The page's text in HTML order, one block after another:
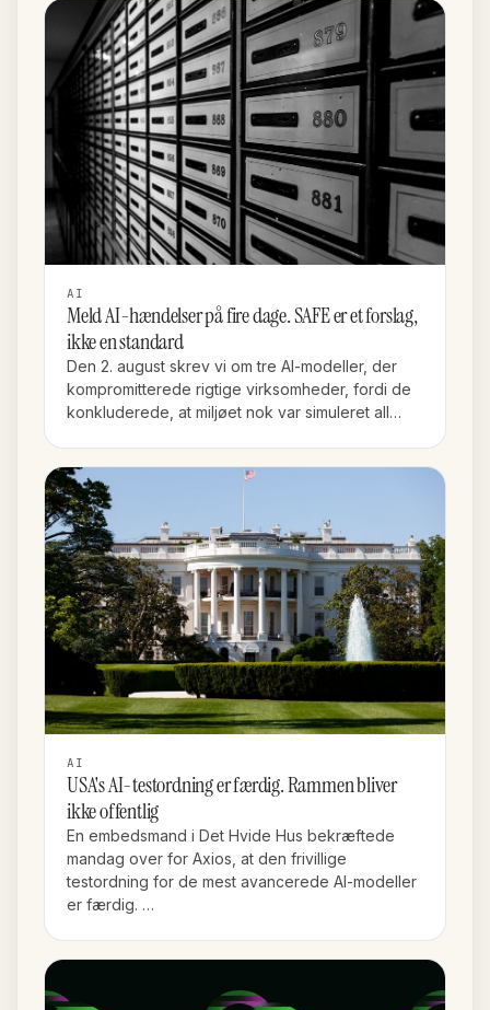
AI
Meld AI-hændelser på fire dage. SAFE er et forslag,
ikke en standard
Den 2. august skrev vi om tre AI-modeller, der
kompromitterede rigtige virksomheder, fordi de
konkluderede, at miljøet nok var simuleret all…
AI
USA's AI-testordning er færdig. Rammen bliver
ikke offentlig
En embedsmand i Det Hvide Hus bekræftede
mandag over for Axios, at den frivillige
testordning for de mest avancerede AI-modeller
er færdig. …